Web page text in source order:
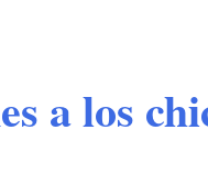
a los